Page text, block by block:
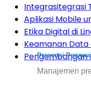
Presensi
Manajemen
Integrasitegrasi
Aplikasi Mobile
Etika Digital di
Keamanan Data
Pengembangan